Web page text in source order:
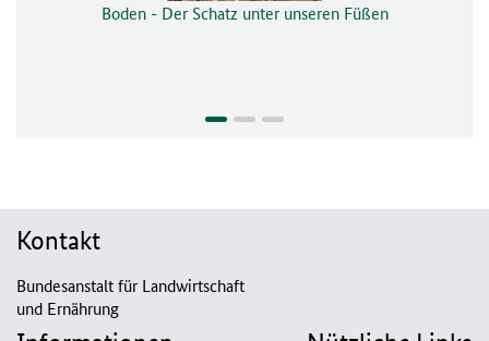
Boden - Der Schatz unter unseren Füßen
Kontakt
Bundesanstalt für Landwirtschaft
und Ernährung